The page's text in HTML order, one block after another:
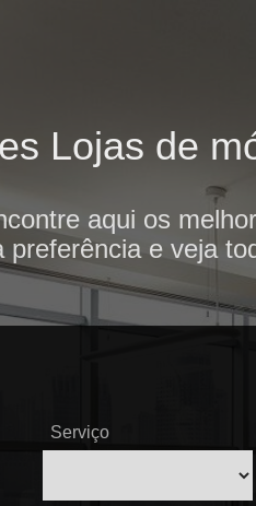
Lojas de
aqui os
preferência e veja
Serviço